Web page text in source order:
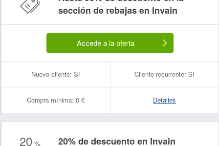
sección de rebajas en Invain
Accede a la oferta
Nuevo cliente: Sí Cliente recurrente: Sí
Compra mínima: 0 € Detalles
20 % 20% de descuento en Invain